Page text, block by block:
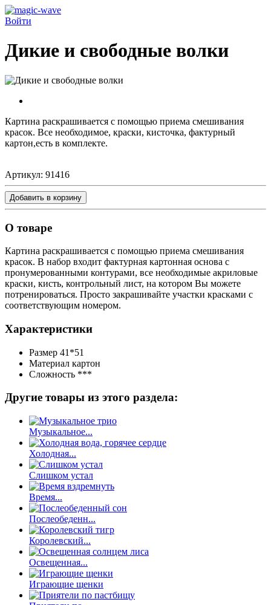
Войти
Дикие и свободные волки
Картина раскрашивается c помощью приема смешивания
красок. Все необходимое, краски, кисточка, фактурный
картон,есть в комплекте.
Артикул: 91416
Добавить в корзину
О товаре
Картина раскрашивается с помощью приема смешивания
красок. В набор входит фактурная картонная основа с
пронумерованными контурами, все необходимые акриловые
краски, кисть, контрольный лист, на котором Вы можете
потренироваться. Просто закрашивайте участки красками с
соответствующим номером.
Характеристики
Размер 41*51
Материал картон
Сложность ***
Другие товары из этого раздела:
Музыкальное...
Холодная...
Слишком устал
Время...
Послеобеденн...
Королевский...
Освещенная...
Играющие щенки